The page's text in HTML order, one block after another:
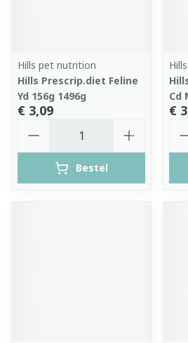
Hills pet nutrition
Hills Prescrip.diet Feline
Yd 156g 1496g
€ 3,09
Bestel
Cd
€